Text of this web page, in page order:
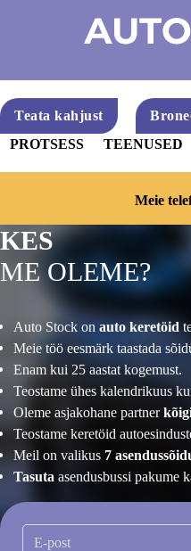
Teata kahjust
PROTSESS
TEENUSED
Meie
KES
ME OLEME?
Auto Stock on auto keretöid
Meie töö eesmärk taastada
Enam kui 25 aastat kogemust.
Teostame ühes kalendrikuus
Oleme asjakohane partner
Teostame keretöid
Meil on valikus 7
Tasuta asendusbussi pakume